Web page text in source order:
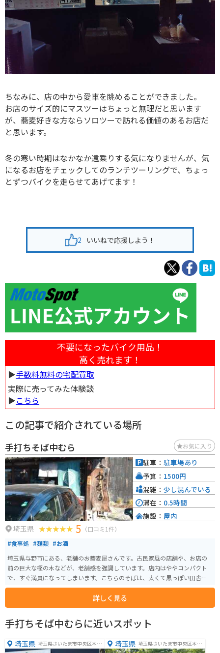
ちなみに、店の中から愛車を眺めることができました。
お店のサイズ的にマスツーはちょっと無理だと思います
が、蕎麦好きな方ならソロツーで訪れる価値のあるお店だ
と思います。
冬の寒い時期はなかなか遠乗りする気になりませんが、気
になるお店をチェックしてのランチツーリングで、ちょっ
とずつバイクを走らせてあげてます！
2 いいねで応援しよう！
不要になったバイク用品！
高く売れます！
▶︎手数料無料の宅配買取
実際に売ってみた体験談
▶︎こちら
この記事で紹介されている場所
手打ちそば中むら お気に入り
埼玉県 5 （口コミ1件）
#食事処 #麺類 #お酒
埼玉県与野市にある、老舗のお蕎麦屋さんです。古民家風の店舗や、お店の
前の巨大な樫の木などが、老舗感を強調しています。店内はややコンパクト
で、すぐ満員になってしまいます。こちらのそばは、太くて黒っぽい田舎風
なのが特徴です。メニューの品揃えも今どきの店にしてはシンプルですが、
それがまた好印象。定休日が日・月・木と多い点には要注意。昼営業のみで
すが、ご飯ものは置いておらず、お蕎麦がなくなると早く閉店してしまいま
す。
詳しく見る
駐車： 駐車場あり
予算： 1500円
混雑： 少し混んでいる
滞在： 0.5時間
施設： 屋内
手打ちそば中むらに近いスポット
埼玉県 埼玉県さいたま市中央区本町
西２丁目１−２９
埼玉県 埼玉県さいたま市中央区本町
西１丁目１４